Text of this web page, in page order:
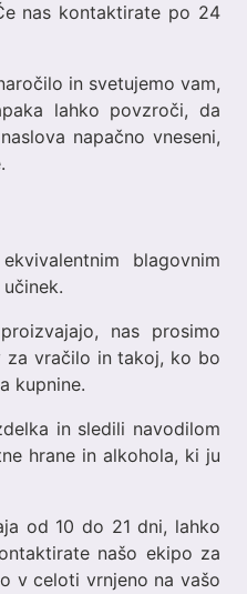
nas kontaktirate po 24
in svetujemo vam,
lahko povzroči, da
napačno vneseni,
blagovnim
nas prosimo
za vračilo in takoj, ko bo
kupnine.
in sledili navodilom
hrane in alkohola, ki ju
od 10 do 21 dni, lahko
našo ekipo za
v celoti vrnjeno na vašo